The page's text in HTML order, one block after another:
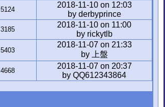
5124
2018-11-10 on 12:03
by derbyprince
3185
2018-11-10 on 11:00
by rickytlb
5403
2018-11-07 on 21:33
by 上盤
4668
2018-11-07 on 20:37
by QQ612343864